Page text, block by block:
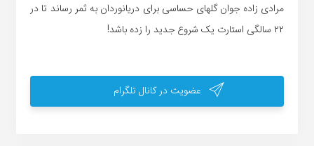
مرادی زاده جوان گلهای حساسی برای دریانوردان به ثمر رساند تا در
۲۲ سالگی استارت یک شروع جدید را زده باشد!
عضویت در کانال تلگرام